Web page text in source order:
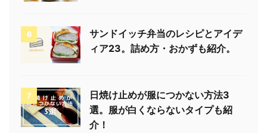
6
サンドイッチ弁当のレシピとアイデ
ィア23。詰め方・おかずも紹介。
7
日焼け止めが服につかない方法3
選。服が白くならないタイプも紹
介！